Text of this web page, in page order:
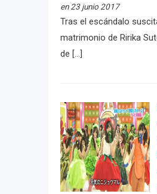
en 23 junio 2017
Tras el escándalo
matrimonio de Ririka
de […]